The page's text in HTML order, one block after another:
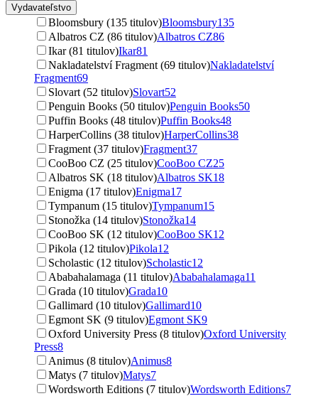
Vydavateľstvo
Bloomsbury (135 titulov)Bloomsbury135
Albatros CZ (86 titulov)Albatros CZ86
Ikar (81 titulov)Ikar81
Nakladatelství Fragment (69 titulov)Nakladatelství
Fragment69
Slovart (52 titulov)Slovart52
Penguin Books (50 titulov)Penguin Books50
Puffin Books (48 titulov)Puffin Books48
HarperCollins (38 titulov)HarperCollins38
Fragment (37 titulov)Fragment37
CooBoo CZ (25 titulov)CooBoo CZ25
Albatros SK (18 titulov)Albatros SK18
Enigma (17 titulov)Enigma17
Tympanum (15 titulov)Tympanum15
Stonožka (14 titulov)Stonožka14
CooBoo SK (12 titulov)CooBoo SK12
Pikola (12 titulov)Pikola12
Scholastic (12 titulov)Scholastic12
Ababahalamaga (11 titulov)Ababahalamaga11
Grada (10 titulov)Grada10
Gallimard (10 titulov)Gallimard10
Egmont SK (9 titulov)Egmont SK9
Oxford University Press (8 titulov)Oxford University
Press8
Animus (8 titulov)Animus8
Matys (7 titulov)Matys7
Wordsworth Editions (7 titulov)Wordsworth Editions7